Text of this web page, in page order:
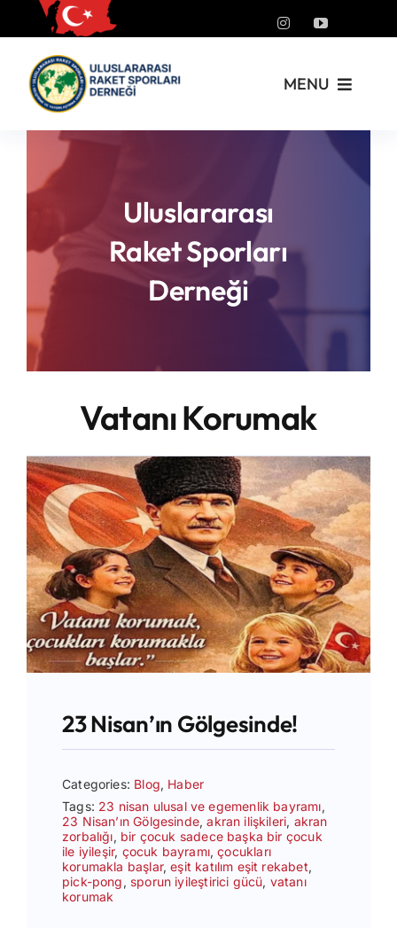
to
content
MENU
Kurumsal
Yönetmelikler
Turnuvalar
PickleFast
Branşlar
İletişim
Uluslararası
Raket Sporları
Derneği
Vatanı Korumak
23 Nisan’ın Gölgesinde!
Categories: Blog, Haber
Tags: 23 nisan ulusal ve egemenlik bayramı,
23 Nisan’ın Gölgesinde,akran ilişkileri, akran
zorbalığı, bir çocuk sadece başka bir çocuk
ile iyileşir, çocuk bayramı,çocukları
korumakla başlar,eşit katılım eşit rekabet,
pick-pong , sporun iyileştirici gücü, vatanı
korumak